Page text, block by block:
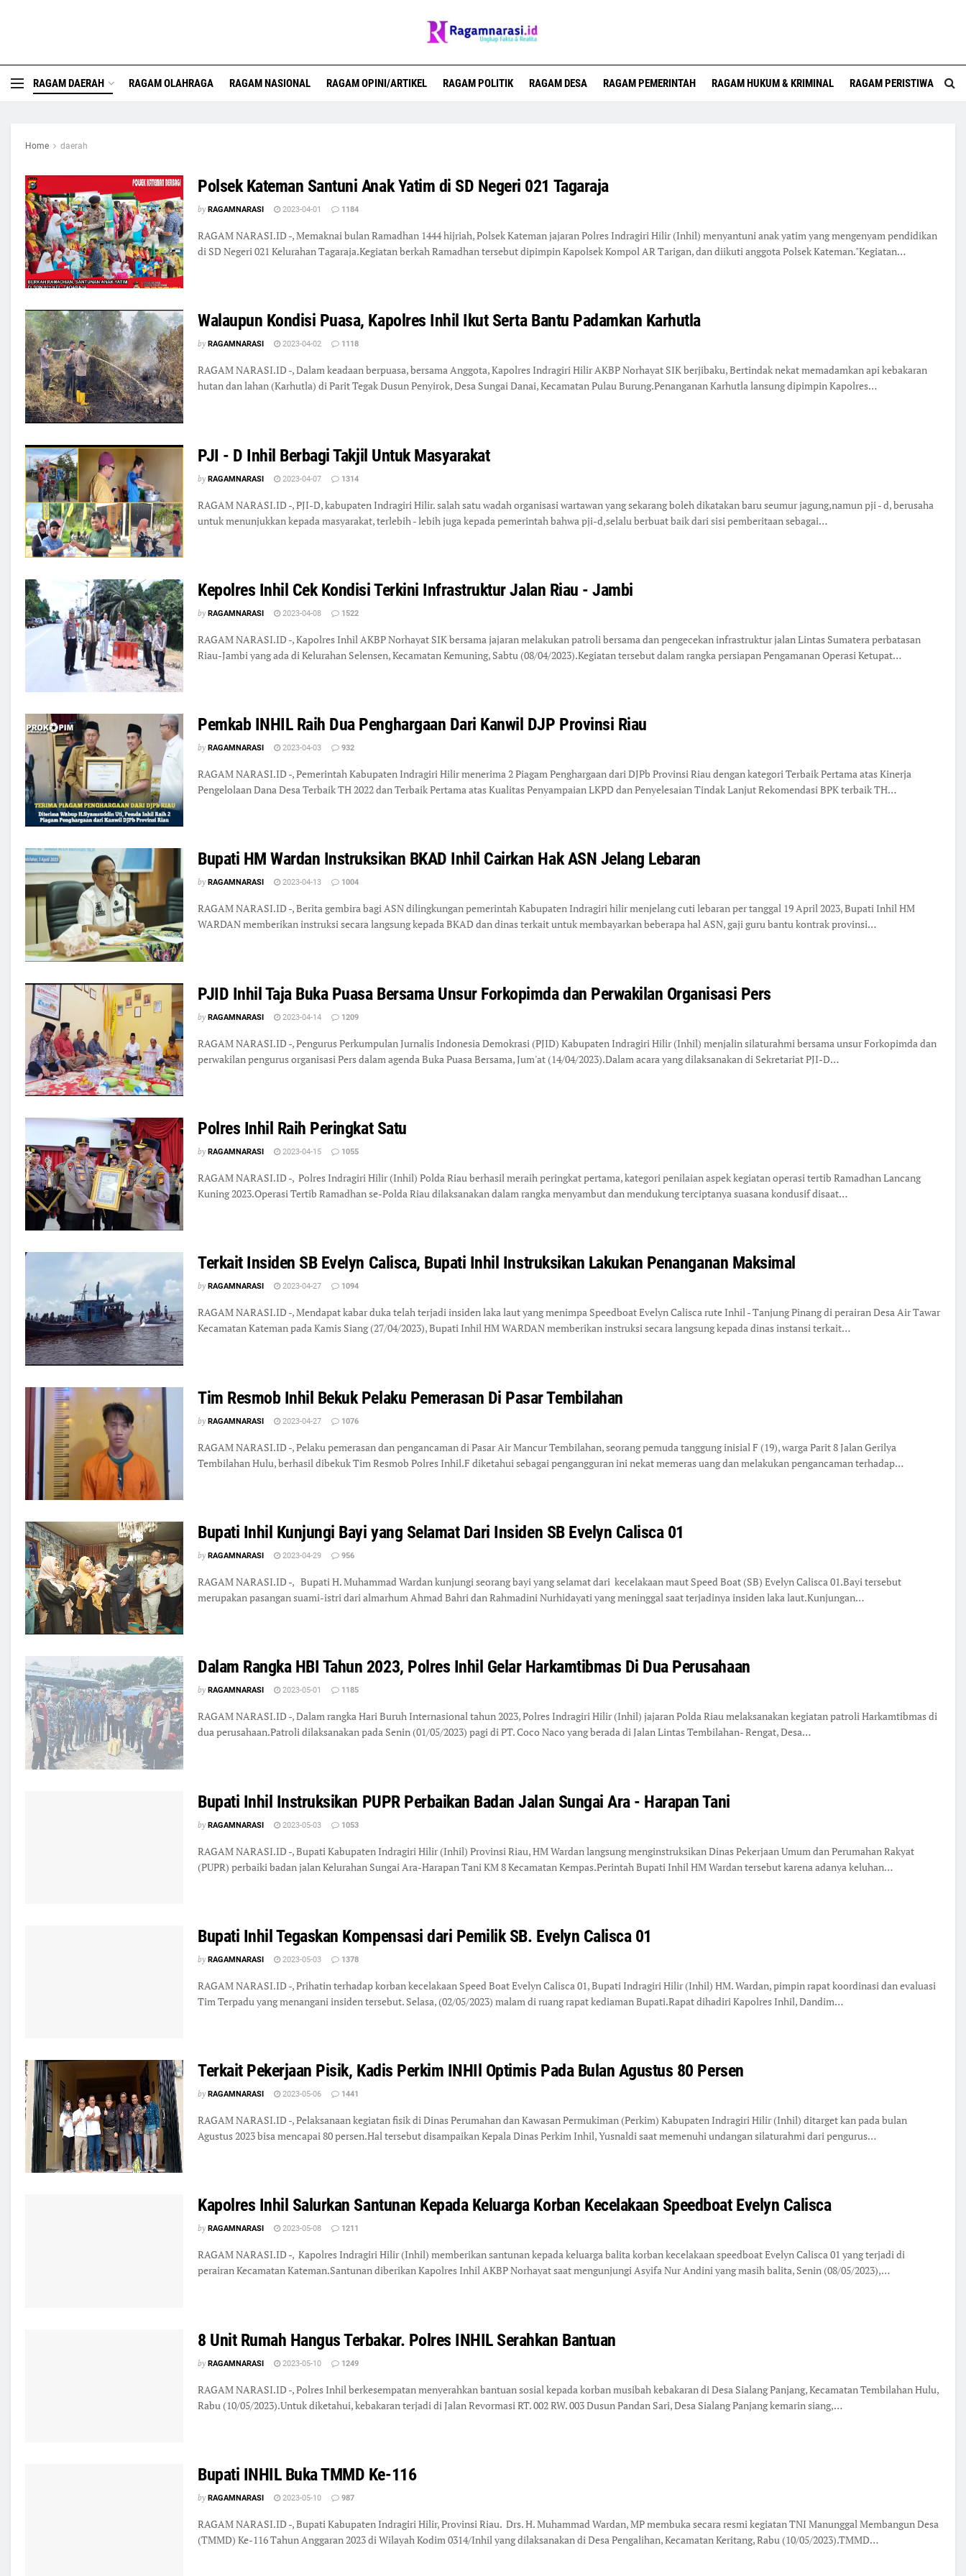
RAGAM DAERAH RAGAM OLAHRAGA RAGAM NASIONAL RAGAM OPINI/ARTIKEL RAGAM POLITIK RAGAM DESA RAGAM PEMERINTAH RAGAM HUKUM & KRIMINAL RAGAM PERISTIWA
Home daerah
Polsek Kateman Santuni Anak Yatim di SD Negeri 021 Tagaraja
by RAGAMNARASI 2023-04-01 1184
RAGAM NARASI.ID -, Memaknai bulan Ramadhan 1444 hijriah, Polsek Kateman jajaran Polres Indragiri Hilir (Inhil) menyantuni anak yatim yang mengenyam pendidikan
di SD Negeri 021 Kelurahan Tagaraja.Kegiatan berkah Ramadhan tersebut dipimpin Kapolsek Kompol AR Tarigan, dan diikuti anggota Polsek Kateman."Kegiatan…
Walaupun Kondisi Puasa, Kapolres Inhil Ikut Serta Bantu Padamkan Karhutla
by RAGAMNARASI 2023-04-02 1118
RAGAM NARASI.ID -, Dalam keadaan berpuasa, bersama Anggota, Kapolres Indragiri Hilir AKBP Norhayat SIK berjibaku, Bertindak nekat memadamkan api kebakaran
hutan dan lahan (Karhutla) di Parit Tegak Dusun Penyirok, Desa Sungai Danai, Kecamatan Pulau Burung.Penanganan Karhutla lansung dipimpin Kapolres…
PJI - D Inhil Berbagi Takjil Untuk Masyarakat
by RAGAMNARASI 2023-04-07 1314
RAGAM NARASI.ID -, PJI-D, kabupaten Indragiri Hilir. salah satu wadah organisasi wartawan yang sekarang boleh dikatakan baru seumur jagung,namun pji - d, berusaha
untuk menunjukkan kepada masyarakat, terlebih - lebih juga kepada pemerintah bahwa pji-d,selalu berbuat baik dari sisi pemberitaan sebagai…
Kepolres Inhil Cek Kondisi Terkini Infrastruktur Jalan Riau - Jambi
by RAGAMNARASI 2023-04-08 1522
RAGAM NARASI.ID -, Kapolres Inhil AKBP Norhayat SIK bersama jajaran melakukan patroli bersama dan pengecekan infrastruktur jalan Lintas Sumatera perbatasan
Riau-Jambi yang ada di Kelurahan Selensen, Kecamatan Kemuning, Sabtu (08/04/2023).Kegiatan tersebut dalam rangka persiapan Pengamanan Operasi Ketupat…
Pemkab INHIL Raih Dua Penghargaan Dari Kanwil DJP Provinsi Riau
by RAGAMNARASI 2023-04-03 932
RAGAM NARASI.ID -, Pemerintah Kabupaten Indragiri Hilir menerima 2 Piagam Penghargaan dari DJPb Provinsi Riau dengan kategori Terbaik Pertama atas Kinerja
Pengelolaan Dana Desa Terbaik TH 2022 dan Terbaik Pertama atas Kualitas Penyampaian LKPD dan Penyelesaian Tindak Lanjut Rekomendasi BPK terbaik TH…
Bupati HM Wardan Instruksikan BKAD Inhil Cairkan Hak ASN Jelang Lebaran
by RAGAMNARASI 2023-04-13 1004
RAGAM NARASI.ID -, Berita gembira bagi ASN dilingkungan pemerintah Kabupaten Indragiri hilir menjelang cuti lebaran per tanggal 19 April 2023, Bupati Inhil HM
WARDAN memberikan instruksi secara langsung kepada BKAD dan dinas terkait untuk membayarkan beberapa hal ASN, gaji guru bantu kontrak provinsi…
PJID Inhil Taja Buka Puasa Bersama Unsur Forkopimda dan Perwakilan Organisasi Pers
by RAGAMNARASI 2023-04-14 1209
RAGAM NARASI.ID -, Pengurus Perkumpulan Jurnalis Indonesia Demokrasi (PJID) Kabupaten Indragiri Hilir (Inhil) menjalin silaturahmi bersama unsur Forkopimda dan
perwakilan pengurus organisasi Pers dalam agenda Buka Puasa Bersama, Jum'at (14/04/2023).Dalam acara yang dilaksanakan di Sekretariat PJI-D…
Polres Inhil Raih Peringkat Satu
by RAGAMNARASI 2023-04-15 1055
RAGAM NARASI.ID -, Polres Indragiri Hilir (Inhil) Polda Riau berhasil meraih peringkat pertama, kategori penilaian aspek kegiatan operasi tertib Ramadhan Lancang
Kuning 2023.Operasi Tertib Ramadhan se-Polda Riau dilaksanakan dalam rangka menyambut dan mendukung terciptanya suasana kondusif disaat…
Terkait Insiden SB Evelyn Calisca, Bupati Inhil Instruksikan Lakukan Penanganan Maksimal
by RAGAMNARASI 2023-04-27 1094
RAGAM NARASI.ID -, Mendapat kabar duka telah terjadi insiden laka laut yang menimpa Speedboat Evelyn Calisca rute Inhil - Tanjung Pinang di perairan Desa Air Tawar
Kecamatan Kateman pada Kamis Siang (27/04/2023), Bupati Inhil HM WARDAN memberikan instruksi secara langsung kepada dinas instansi terkait…
Tim Resmob Inhil Bekuk Pelaku Pemerasan Di Pasar Tembilahan
by RAGAMNARASI 2023-04-27 1076
RAGAM NARASI.ID -, Pelaku pemerasan dan pengancaman di Pasar Air Mancur Tembilahan, seorang pemuda tanggung inisial F (19), warga Parit 8 Jalan Gerilya
Tembilahan Hulu, berhasil dibekuk Tim Resmob Polres Inhil.F diketahui sebagai pengangguran ini nekat memeras uang dan melakukan pengancaman terhadap…
Bupati Inhil Kunjungi Bayi yang Selamat Dari Insiden SB Evelyn Calisca 01
by RAGAMNARASI 2023-04-29 956
RAGAM NARASI.ID -, Bupati H. Muhammad Wardan kunjungi seorang bayi yang selamat dari kecelakaan maut Speed Boat (SB) Evelyn Calisca 01.Bayi tersebut
merupakan pasangan suami-istri dari almarhum Ahmad Bahri dan Rahmadini Nurhidayati yang meninggal saat terjadinya insiden laka laut.Kunjungan…
Dalam Rangka HBI Tahun 2023, Polres Inhil Gelar Harkamtibmas Di Dua Perusahaan
by RAGAMNARASI 2023-05-01 1185
RAGAM NARASI.ID -, Dalam rangka Hari Buruh Internasional tahun 2023, Polres Indragiri Hilir (Inhil) jajaran Polda Riau melaksanakan kegiatan patroli Harkamtibmas di
dua perusahaan.Patroli dilaksanakan pada Senin (01/05/2023) pagi di PT. Coco Naco yang berada di Jalan Lintas Tembilahan- Rengat, Desa…
Bupati Inhil Instruksikan PUPR Perbaikan Badan Jalan Sungai Ara - Harapan Tani
by RAGAMNARASI 2023-05-03 1053
RAGAM NARASI.ID -, Bupati Kabupaten Indragiri Hilir (Inhil) Provinsi Riau, HM Wardan langsung menginstruksikan Dinas Pekerjaan Umum dan Perumahan Rakyat
(PUPR) perbaiki badan jalan Kelurahan Sungai Ara-Harapan Tani KM 8 Kecamatan Kempas.Perintah Bupati Inhil HM Wardan tersebut karena adanya keluhan…
Bupati Inhil Tegaskan Kompensasi dari Pemilik SB. Evelyn Calisca 01
by RAGAMNARASI 2023-05-03 1378
RAGAM NARASI.ID -, Prihatin terhadap korban kecelakaan Speed Boat Evelyn Calisca 01, Bupati Indragiri Hilir (Inhil) HM. Wardan, pimpin rapat koordinasi dan evaluasi
Tim Terpadu yang menangani insiden tersebut. Selasa, (02/05/2023) malam di ruang rapat kediaman Bupati.Rapat dihadiri Kapolres Inhil, Dandim…
Terkait Pekerjaan Pisik, Kadis Perkim INHIl Optimis Pada Bulan Agustus 80 Persen
by RAGAMNARASI 2023-05-06 1441
RAGAM NARASI.ID -, Pelaksanaan kegiatan fisik di Dinas Perumahan dan Kawasan Permukiman (Perkim) Kabupaten Indragiri Hilir (Inhil) ditarget kan pada bulan
Agustus 2023 bisa mencapai 80 persen.Hal tersebut disampaikan Kepala Dinas Perkim Inhil, Yusnaldi saat memenuhi undangan silaturahmi dari pengurus…
Kapolres Inhil Salurkan Santunan Kepada Keluarga Korban Kecelakaan Speedboat Evelyn Calisca
by RAGAMNARASI 2023-05-08 1211
RAGAM NARASI.ID -, Kapolres Indragiri Hilir (Inhil) memberikan santunan kepada keluarga balita korban kecelakaan speedboat Evelyn Calisca 01 yang terjadi di
perairan Kecamatan Kateman.Santunan diberikan Kapolres Inhil AKBP Norhayat saat mengunjungi Asyifa Nur Andini yang masih balita, Senin (08/05/2023),…
8 Unit Rumah Hangus Terbakar. Polres INHIL Serahkan Bantuan
by RAGAMNARASI 2023-05-10 1249
RAGAM NARASI.ID -, Polres Inhil berkesempatan menyerahkan bantuan sosial kepada korban musibah kebakaran di Desa Sialang Panjang, Kecamatan Tembilahan Hulu,
Rabu (10/05/2023).Untuk diketahui, kebakaran terjadi di Jalan Revormasi RT. 002 RW. 003 Dusun Pandan Sari, Desa Sialang Panjang kemarin siang,…
Bupati INHIL Buka TMMD Ke-116
by RAGAMNARASI 2023-05-10 987
RAGAM NARASI.ID -, Bupati Kabupaten Indragiri Hilir, Provinsi Riau. Drs. H. Muhammad Wardan, MP membuka secara resmi kegiatan TNI Manunggal Membangun Desa
(TMMD) Ke-116 Tahun Anggaran 2023 di Wilayah Kodim 0314/Inhil yang dilaksanakan di Desa Pengalihan, Kecamatan Keritang, Rabu (10/05/2023).TMMD…